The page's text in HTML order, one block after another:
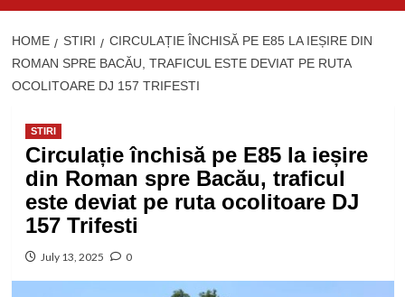
HOME STIRI
CIRCULAȚIE ÎNCHISĂ PE E85 LA IEȘIRE DIN
ROMAN SPRE BACĂU, TRAFICUL ESTE DEVIAT PE RUTA
OCOLITOARE DJ 157 TRIFESTI
STIRI
Circulație închisă pe E85 la ieșire
din Roman spre Bacău, traficul
este deviat pe ruta ocolitoare DJ
157 Trifesti
July 13, 2025 0